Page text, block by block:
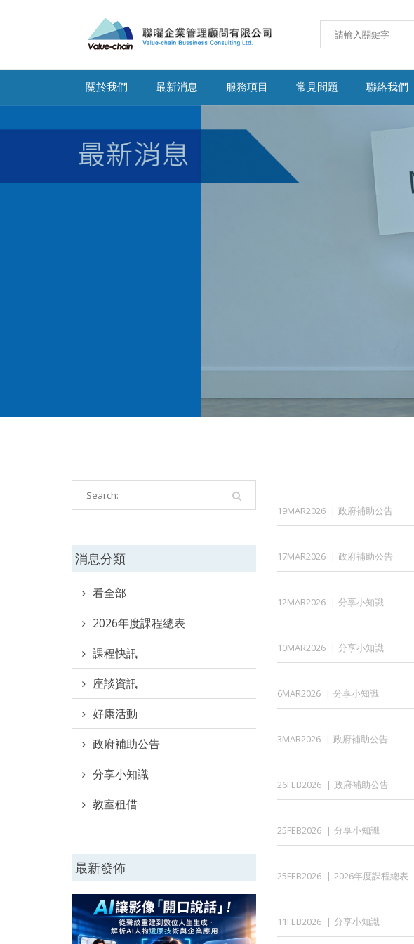
關於我們 最新消息 服務項目 常見問題 聯絡我們
19MAR2026 政府補助公告
17MAR2026 政府補助公告
12MAR2026 分享小知識
10MAR2026 分享小知識
6MAR2026 分享小知識
3MAR2026 政府補助公告
26FEB2026 政府補助公告
25FEB2026 分享小知識
25FEB2026 2026年度課程總表
11FEB2026 分享小知識
消息分類
看全部
2026年度課程總表
課程快訊
座談資訊
好康活動
政府補助公告
分享小知識
教室租借
最新發佈